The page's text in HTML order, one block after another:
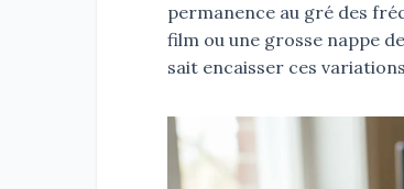
permanence au gré des
film ou une grosse nappe
sait encaisser ces